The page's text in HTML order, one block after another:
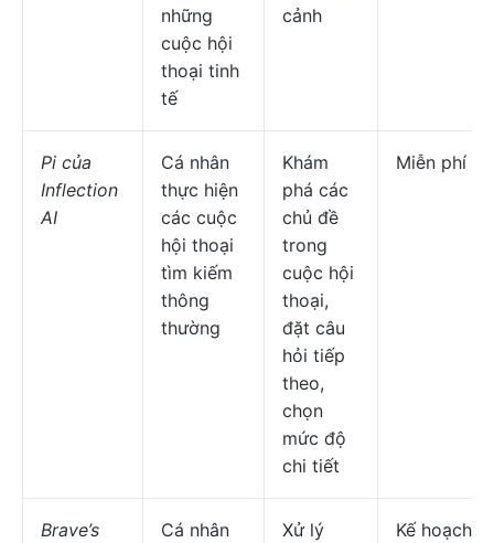
những
cuộc hội
thoại tinh
tế
cảnh
Pi của
Inflection
AI
Cá nhân
thực hiện
các cuộc
hội thoại
tìm kiếm
thông
thường
Khám
phá các
chủ đề
trong
cuộc hội
thoại,
đặt câu
hỏi tiếp
theo,
chọn
mức độ
chi tiết
Miễn phí
Brave’s
Cá nhân
Xử lý
Kế hoạch